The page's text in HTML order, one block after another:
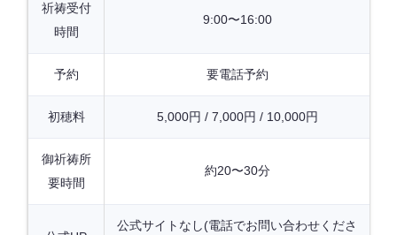
祈祷受付
時間
9:00〜16:00
予約 要電話予約
初穂料 5,000円 / 7,000円 / 10,000円
御祈祷所
要時間
約20〜30分
公式サイトなし(電話でお問い合わせくださ